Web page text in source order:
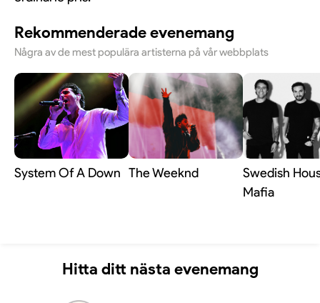
Rekommenderade evenemang
Några av de mest populära artisterna på vår webbplats
System Of A Down The Weeknd
Swedish
Mafia
Hitta ditt nästa evenemang